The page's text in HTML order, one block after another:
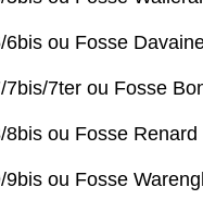
6bis ou Fosse
7bis/7ter ou Fosse
8bis ou Fosse Renard
9bis ou Fosse